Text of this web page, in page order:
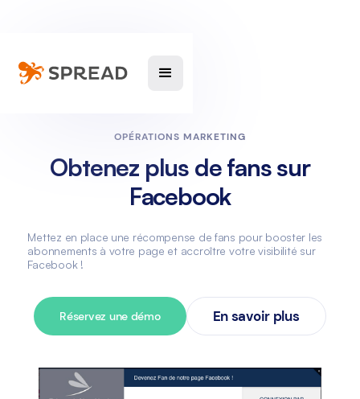
OPÉRATIONS MARKETING
Obtenez plus de fans sur
Facebook
Mettez en place une récompense de fans pour booster les
abonnements à votre page et accroître votre visibilité sur
Facebook !
Réservez une démo En savoir plus